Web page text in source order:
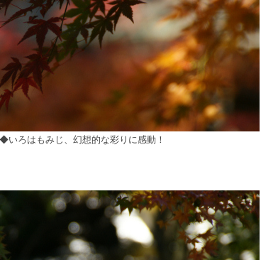
◆いろはもみじ、幻想的な彩りに感動！